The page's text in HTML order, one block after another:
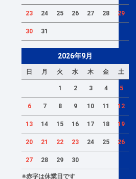
23 24 25 26 27 28 29
30 31
2026年9月
日 月 火 水 木 金 土
1 2 3 4 5
6 7 8 9 10 11 12
13 14 15 16 17 18 19
20 21 22 23 24 25 26
27 28 29 30
※赤字は休業日です